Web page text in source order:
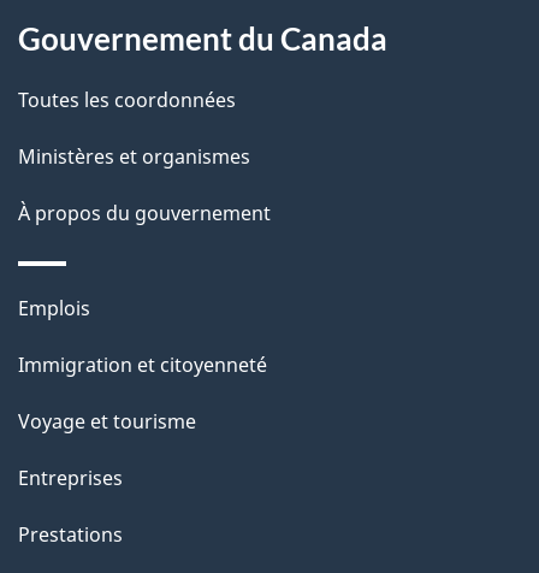
a
p
a
g
e
t
o
a
t
i
o
n
s
u
r
c
site
Gouvernement du Canada
Toutes les coordonnées
Ministères et organismes
À propos du gouvernement
Thèmes
sujets
Emplois
Immigration et citoyenneté
Voyage et tourisme
Entreprises
Prestations